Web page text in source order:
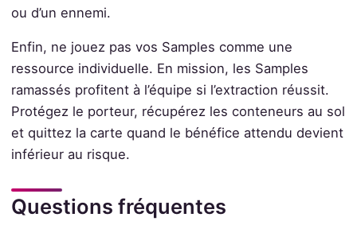
ou d’un ennemi.
Enfin, ne jouez pas vos Samples comme une
ressource individuelle. En mission, les Samples
ramassés profitent à l’équipe si l’extraction réussit.
Protégez le porteur, récupérez les conteneurs au sol
et quittez la carte quand le bénéfice attendu devient
inférieur au risque.
Questions fréquentes